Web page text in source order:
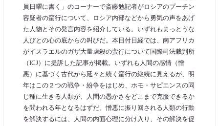
員日曜に書く」のコーナーで斎藤勉記者がロシアのプーチン
容疑者の蛮行について、ロシア内部などから勇気の声をあげ
た人物とその発言内容を紹介している。いずれもまっとうな
人びとの心の底からの叫びだ。本日付日経では、南アフリカ
がイスラエルのガザ大量虐殺の蛮行について国際司法裁判所
（ICJ）に提訴した記事が掲載。いずれも人間の感情（憎
悪）に基づく古代から延々と続く蛮行の継続に見えるが、明
年はこの２つの戦争・紛争をはじめ、ホモ・サピエンスの同
じ種に生きる人類が、人間の愚かさをどこまで克服できるか
を問われる年となるはずだ。憎悪に振り回される人類の行動
を解決するには、人間の内面心理に分け入り、その解決を促